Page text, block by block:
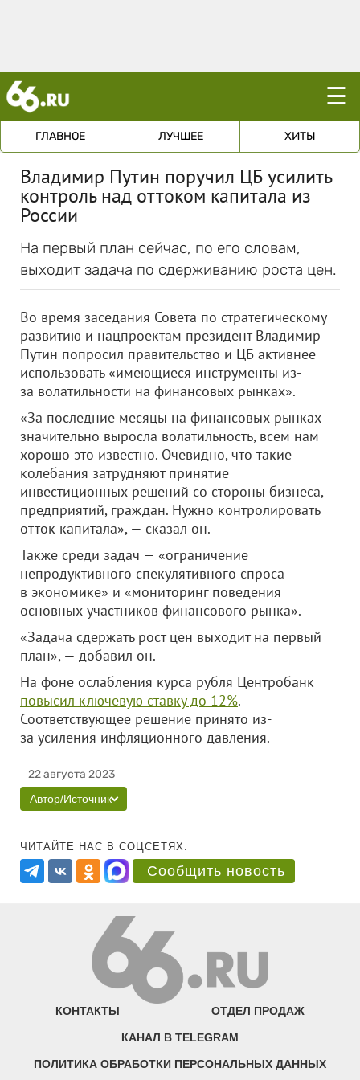
☰
ГЛАВНОЕ ЛУЧШЕЕ ХИТЫ
Владимир Путин поручил ЦБ усилить
контроль над оттоком капитала из
России
На первый план сейчас, по его словам,
выходит задача по сдерживанию роста цен.
Во время заседания Совета по стратегическому
развитию и нацпроектам президент Владимир
Путин попросил правительство и ЦБ активнее
использовать «имеющиеся инструменты из-
за волатильности на финансовых рынках».
«За последние месяцы на финансовых рынках
значительно выросла волатильность, всем нам
хорошо это известно. Очевидно, что такие
колебания затрудняют принятие
инвестиционных решений со стороны бизнеса,
предприятий, граждан. Нужно контролировать
отток капитала», — сказал он.
Также среди задач — «ограничение
непродуктивного спекулятивного спроса
в экономике» и «мониторинг поведения
основных участников финансового рынка».
«Задача сдержать рост цен выходит на первый
план», — добавил он.
На фоне ослабления курса рубля Центробанк
повысил ключевую ставку до 12%.
Соответствующее решение принято из-
за усиления инфляционного давления.
22 августа 2023
Автор/Источник
ЧИТАЙТЕ НАС В СОЦСЕТЯХ:
Сообщить новость
КОНТАКТЫ ОТДЕЛ ПРОДАЖ
КАНАЛ В TELEGRAM
ПОЛИТИКА ОБРАБОТКИ ПЕРСОНАЛЬНЫХ ДАННЫХ